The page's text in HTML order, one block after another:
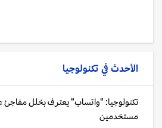
الأحدث في تكنولوجيا
تكنولوجيا: "واتساب" يعترف بخلل
مستخدمين